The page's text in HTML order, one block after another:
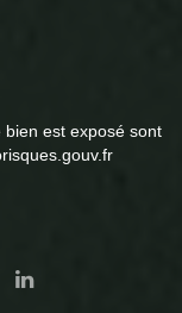
est exposé sont